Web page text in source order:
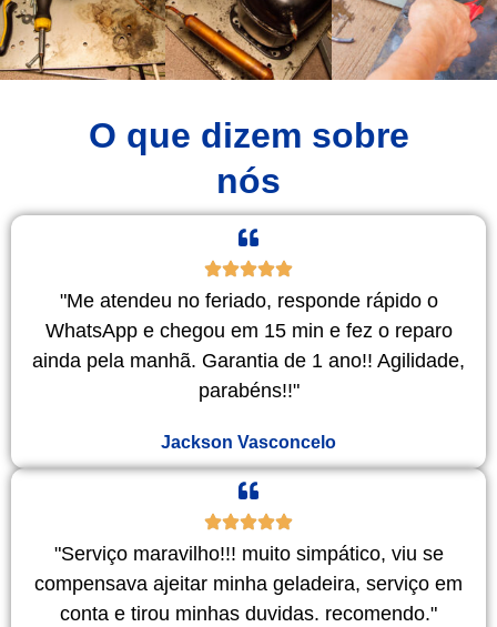
O que dizem sobre
nós
"Me atendeu no feriado, responde rápido o
WhatsApp e chegou em 15 min e fez o reparo
ainda pela manhã. Garantia de 1 ano!! Agilidade,
parabéns!!"
Jackson Vasconcelo
"Serviço maravilho!!! muito simpático, viu se
compensava ajeitar minha geladeira, serviço em
conta e tirou minhas duvidas. recomendo."